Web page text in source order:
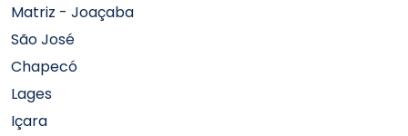
Matriz - Joaçaba
São José
Chapecó
Lages
Içara